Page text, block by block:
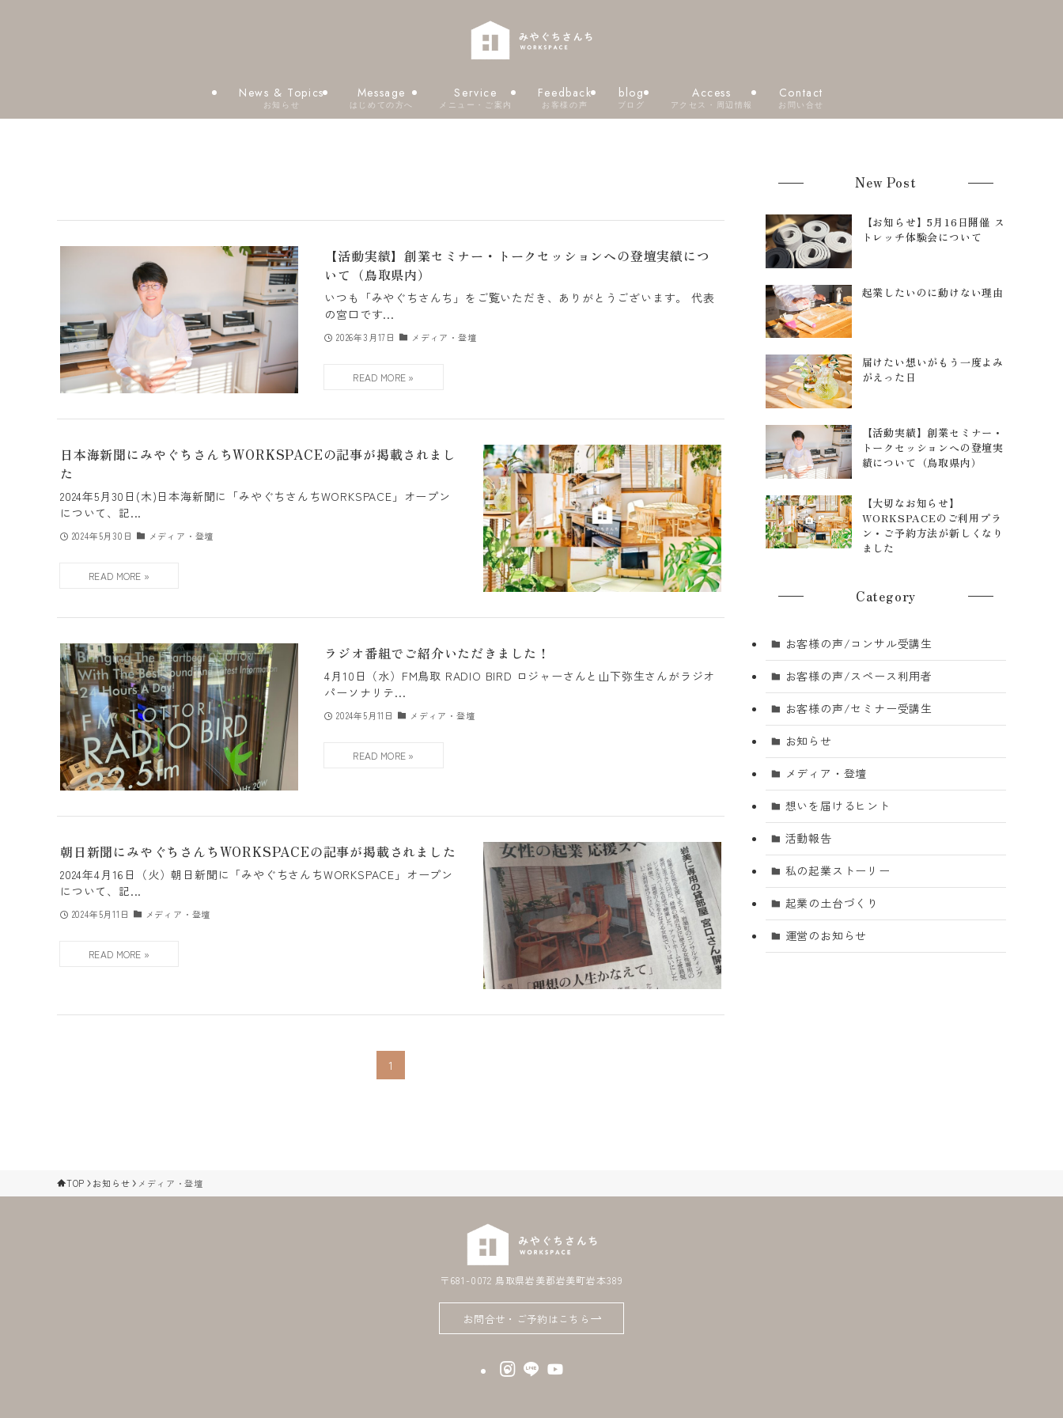
News & Topics
お知らせ
Message
はじめての方へ
Service
メニュー・ご案内
Feedback
お客様の声
blog
ブログ
Access
アクセス・周辺情報
Contact
お問い合せ
【活動実績】創業セミナー・トークセッションへの登壇実績につ
いて（鳥取県内）
いつも「みやぐちさんち」をご覧いただき、ありがとうございます。 代表
の宮口です...
2026年3月17日 メディア・登壇
日本海新聞にみやぐちさんちWORKSPACEの記事が掲載されまし
た
2024年5月30日(木)日本海新聞に「みやぐちさんちWORKSPACE」オープン
について、記...
2024年5月30日 メディア・登壇
ラジオ番組でご紹介いただきました！
4月10日（水）FM鳥取 RADIO BIRD ロジャーさんと山下弥生さんがラジオ
パーソナリテ...
2024年5月11日 メディア・登壇
朝日新聞にみやぐちさんちWORKSPACEの記事が掲載されました
2024年4月16日（火）朝日新聞に「みやぐちさんちWORKSPACE」オープン
について、記...
2024年5月11日 メディア・登壇
1
New Post
【お知らせ】5月16日開催 ス
トレッチ体験会について
起業したいのに動けない理由
届けたい想いがもう一度よみ
がえった日
【活動実績】創業セミナー・
トークセッションへの登壇実
績について（鳥取県内）
【大切なお知らせ】
WORKSPACEのご利用プラ
ン・ご予約方法が新しくなり
ました
Category
お客様の声/コンサル受講生
お客様の声/スペース利用者
お客様の声/セミナー受講生
お知らせ
メディア・登壇
想いを届けるヒント
活動報告
私の起業ストーリー
起業の土台づくり
運営のお知らせ
TOP お知らせ メディア・登壇
〒681-0072 鳥取県岩美郡岩美町岩本389
お問合せ・ご予約はこちら